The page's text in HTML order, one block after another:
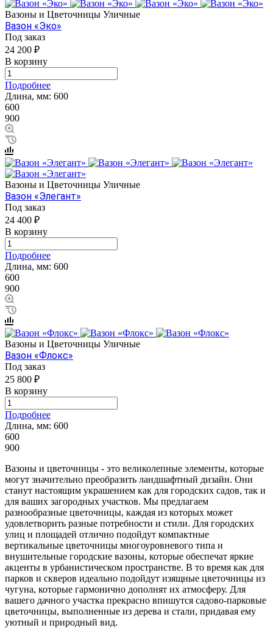
Вазоны и Цветочницы Уличные
Вазон «Эко»
Под заказ
24 200 ₽
В корзину
Подробнее
Длина, мм: 600
600
900
Вазоны и Цветочницы Уличные
Вазон «Элегант»
Под заказ
24 400 ₽
В корзину
Подробнее
Длина, мм: 600
600
900
Вазоны и Цветочницы Уличные
Вазон «Флокс»
Под заказ
25 800 ₽
В корзину
Подробнее
Длина, мм: 600
600
900
Вазоны и цветочницы - это великолепные элементы, которые
могут значительно преобразить ландшафтный дизайн. Они
станут настоящим украшением как для городских садов, так и
для ваших загородных участков. Мы предлагаем
разнообразные цветочницы, каждая из которых может
удовлетворить разные потребности и стили. Для городских
улиц и площадей отлично подойдут компактные
вертикальные цветочницы многоуровневого типа и
внушительные городские вазоны, которые обеспечат яркие
акценты в урбанистическом пространстве. В то время как для
парков и скверов идеально подойдут изящные цветочницы из
чугуна, которые гармонично дополнят их атмосферу. Для
вашего дачного участка прекрасно впишутся садово-парковые
цветочницы, выполненные из дерева и стали, придавая ему
уютный и природный вид.